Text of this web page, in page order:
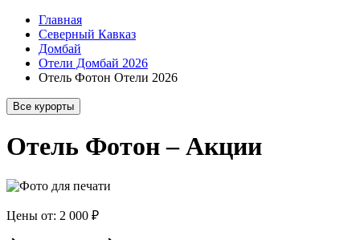
Главная
Северный Кавказ
Домбай
Отели Домбай 2026
Отель Фотон Отели 2026
Все курорты
Отель Фотон – Акции
Цены от: 2 000 ₽